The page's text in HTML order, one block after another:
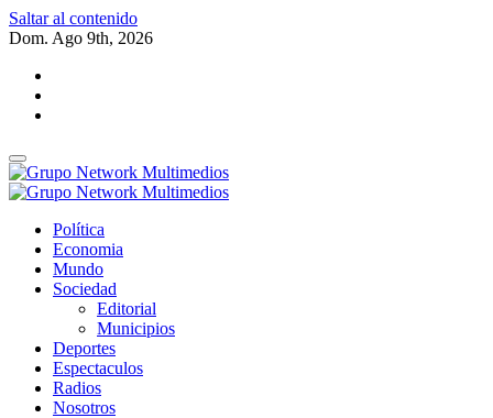
Saltar al contenido
Dom. Ago 9th, 2026
Grupo Network Multimedios
Grupo Network Multimedios
Política
Economia
Mundo
Sociedad
Editorial
Municipios
Deportes
Espectaculos
Radios
Nosotros